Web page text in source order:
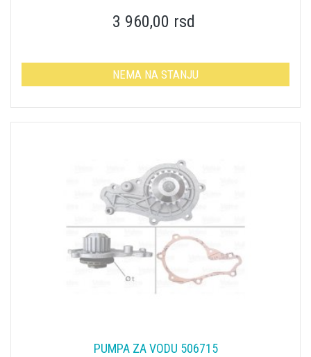
3 960,00 rsd
NEMA NA STANJU
PUMPA ZA VODU 506715